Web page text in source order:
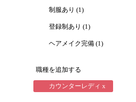
制服あり (1)
登録制あり (1)
ヘアメイク完備 (1)
職種を追加する
カウンターレディ x